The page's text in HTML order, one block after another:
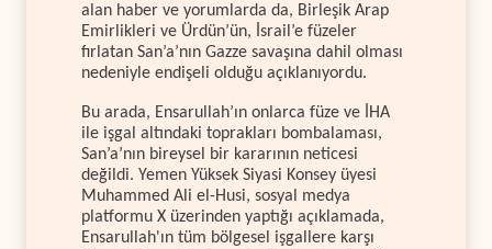
alan haber ve yorumlarda da, Birleşik Arap
Emirlikleri ve Ürdün’ün, İsrail’e füzeler
fırlatan San’a’nın Gazze savaşına dahil olması
nedeniyle endişeli olduğu açıklanıyordu.
Bu arada, Ensarullah’ın onlarca füze ve İHA
ile işgal altındaki toprakları bombalaması,
San’a’nın bireysel bir kararının neticesi
değildi. Yemen Yüksek Siyasi Konsey üyesi
Muhammed Ali el-Husi, sosyal medya
platformu X üzerinden yaptığı açıklamada,
Ensarullah'ın tüm bölgesel işgallere karşı